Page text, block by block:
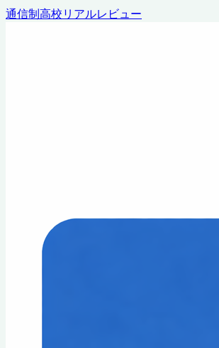
通信制高校リアルレビュー